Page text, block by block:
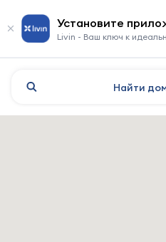
Установите
Livin - Ваш ключ к
Найти
Eindhoven: